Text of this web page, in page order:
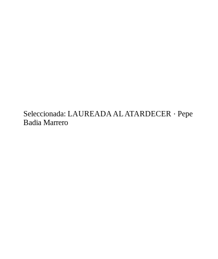
Seleccionada: LAUREADA AL ATARDECER · Pepe
Badia Marrero